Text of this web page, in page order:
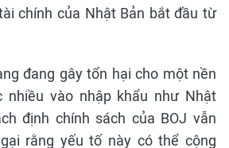
chính của Nhật Bản bắt đầu từ
đang gây tổn hại cho một nền
nhiều vào nhập khẩu như Nhật
định chính sách của BOJ vẫn
rằng yếu tố này có thể cộng